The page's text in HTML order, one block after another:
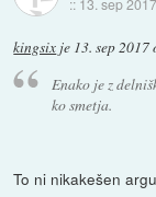
kingsix je 13. sep
Enako je z
ko smetja.
To ni nikakešen